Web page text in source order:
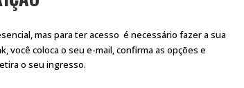
mas para ter acesso é necessário fazer a sua
você coloca o seu e-mail, confirma as opções e
o seu ingresso.